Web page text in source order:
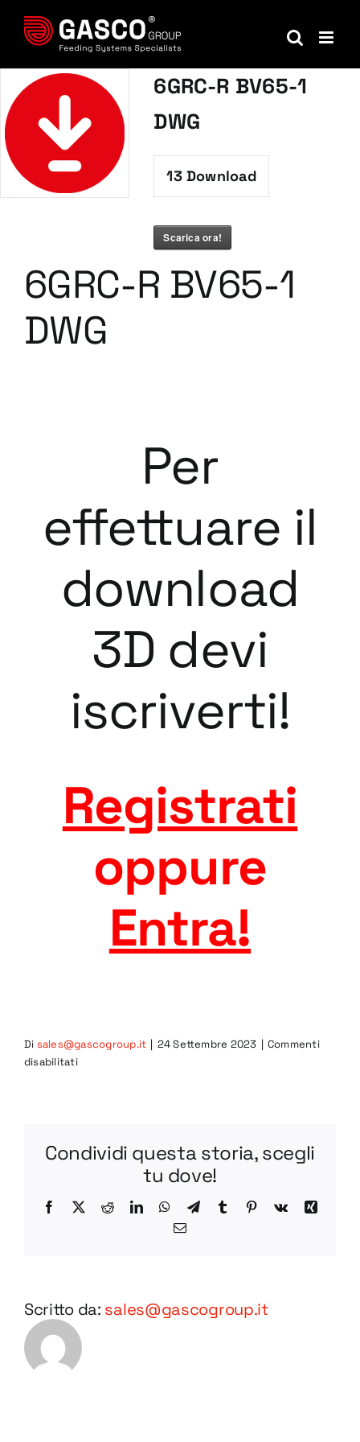
contenuto
6GRC-R BV65-1
DWG
13Download
Scarica ora!
6GRC-R BV65-1
DWG
Per
effettuare il
download
3D devi
iscriverti!
Registrati
oppure
Entra!
Di sales@gascogroup.it | 24 Settembre 2023 | Commenti
disabilitatisu
DWG
Condividi questa storia, scegli
tu dove!
Facebook
X RedditLinkedInWhatsApp
TelegramTumblr Pinterest
Vk
Xing
Email
Scritto da: sales@gascogroup.it